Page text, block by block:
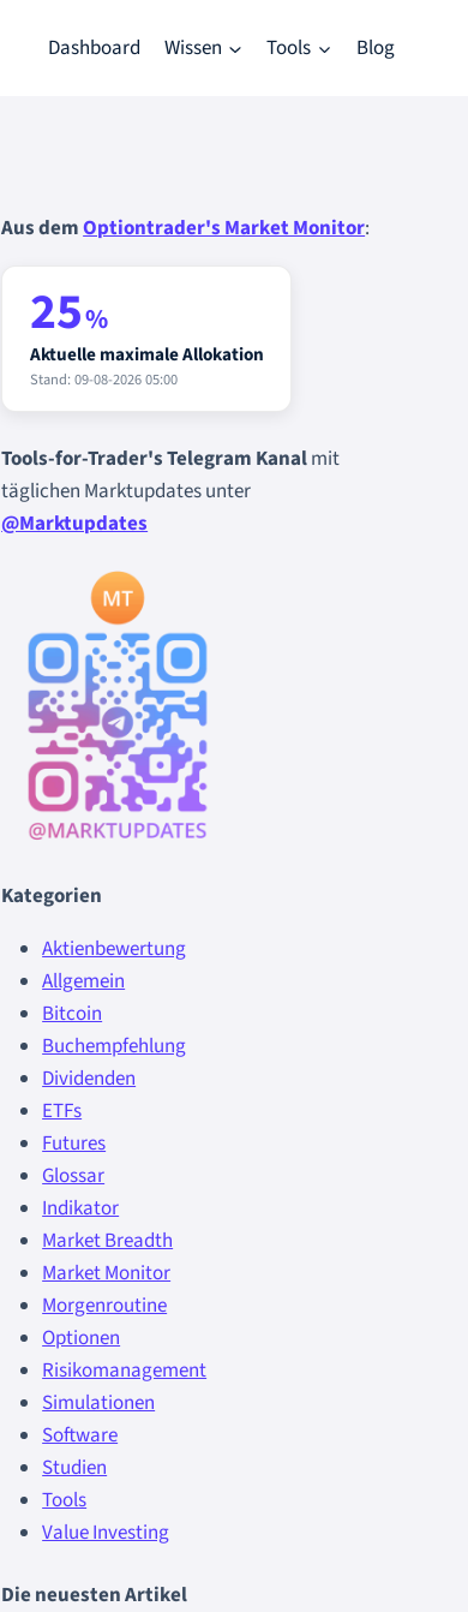
Dashboard Wissen Tools Blog
Aus demOptiontrader's Market Monitor:
25%
Aktuelle maximale Allokation
Stand: 09-08-2026 05:00
Tools-for-Trader's Telegram Kanalmit
täglichen Marktupdates unter
@Marktupdates
Kategorien
Aktienbewertung
Allgemein
Bitcoin
Buchempfehlung
Dividenden
ETFs
Futures
Glossar
Indikator
Market Breadth
Market Monitor
Morgenroutine
Optionen
Risikomanagement
Simulationen
Software
Studien
Tools
Value Investing
Die neuesten Artikel